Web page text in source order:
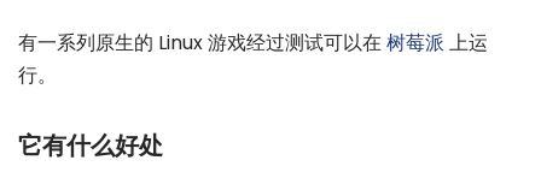
有一系列原生的 Linux 游戏经过测试可以在树莓派上运
行。
它有什么好处